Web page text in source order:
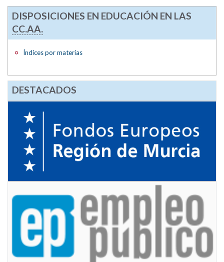
DISPOSICIONES EN EDUCACIÓN EN LAS
CC.AA.
Índices por materias
DESTACADOS